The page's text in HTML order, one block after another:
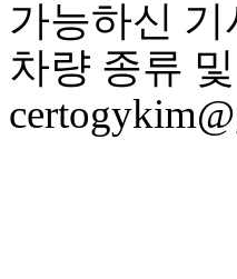
탑-
프
릴
리
구
가능하신 기
차량 종류